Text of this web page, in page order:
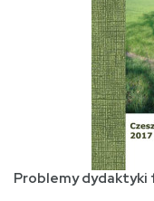
Problemy dydaktyki